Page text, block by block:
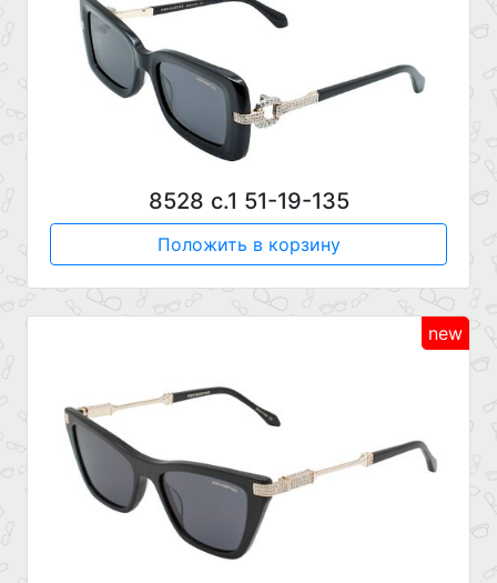
8528 с.1 51-19-135
Положить в корзину
new